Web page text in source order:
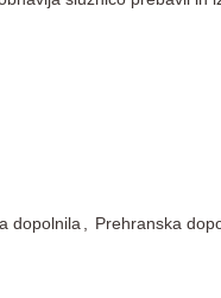
dopolnila Prehranska